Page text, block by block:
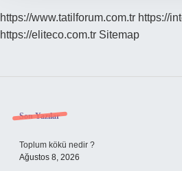
https://www.tatilforum.com.tr https://
https://eliteco.com.tr Sitemap
Sidebar
Son Yazılar
Toplum kökü nedir ?
Ağustos 8, 2026